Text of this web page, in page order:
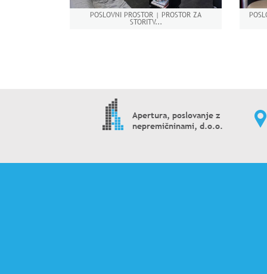
POSLOVNI PROSTOR | PROSTOR ZA
STORITV...
Apertura, poslovanje z
nepremičninami, d.o.o.